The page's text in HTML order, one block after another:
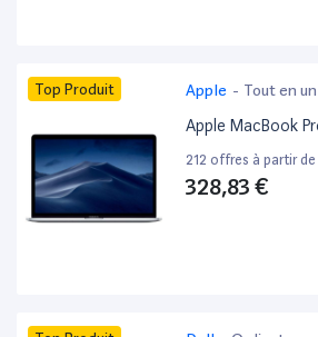
Top Produit Apple - Tout en un
Apple MacBook
212 offres à partir de
328,83 €